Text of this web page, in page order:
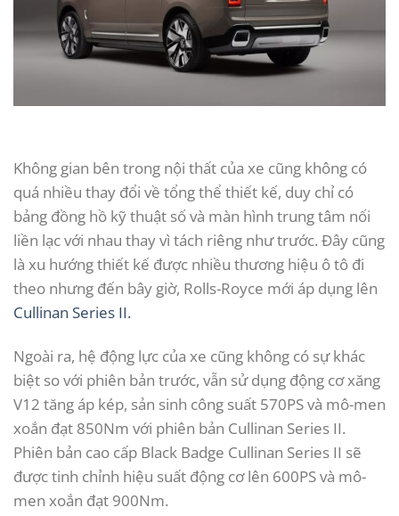
Không gian bên trong nội thất của xe cũng không có
quá nhiều thay đổi về tổng thể thiết kế, duy chỉ có
bảng đồng hồ kỹ thuật số và màn hình trung tâm nối
liền lạc với nhau thay vì tách riêng như trước. Đây cũng
là xu hướng thiết kế được nhiều thương hiệu ô tô đi
theo nhưng đến bây giờ, Rolls-Royce mới áp dụng lên
Cullinan Series II.
Ngoài ra, hệ động lực của xe cũng không có sự khác
biệt so với phiên bản trước, vẫn sử dụng động cơ xăng
V12 tăng áp kép, sản sinh công suất 570PS và mô-men
xoắn đạt 850Nm với phiên bản Cullinan Series II.
Phiên bản cao cấp Black Badge Cullinan Series II sẽ
được tinh chỉnh hiệu suất động cơ lên 600PS và mô-
men xoắn đạt 900Nm.